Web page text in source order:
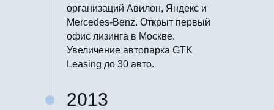
организаций Авилон, Яндекс и
Mercedes-Benz. Открыт первый
офис лизинга в Москве.
Увеличение автопарка GTK
Leasing до 30 авто.
2013